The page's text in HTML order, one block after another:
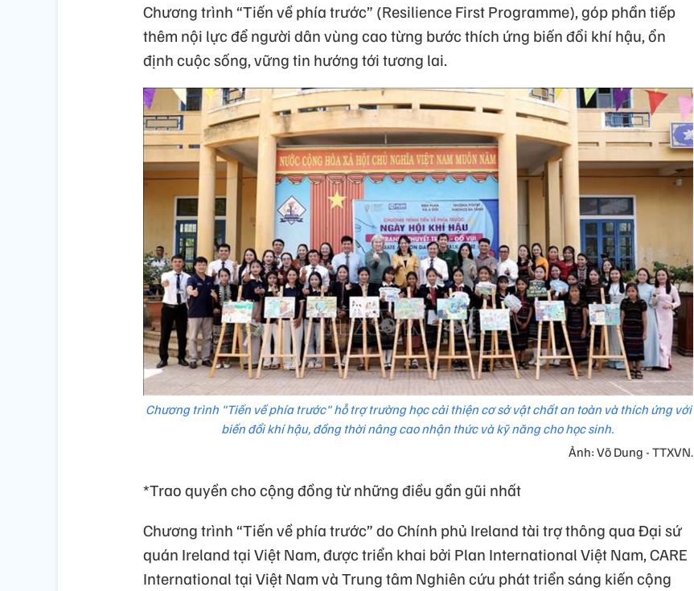
Chương trình “Tiến về phía trước” (Resilience First Programme), góp phần tiếp
thêm nội lực để người dân vùng cao từng bước thích ứng biến đổi khí hậu, ổn
định cuộc sống, vững tin hướng tới tương lai.
Chương trình "Tiến về phía trước" hỗ trợ trường học cải thiện cơ sở vật chất an toàn và thích ứng với
biến đổi khí hậu, đồng thời nâng cao nhận thức và kỹ năng cho học sinh.
Ảnh: Võ Dung - TTXVN.
*Trao quyền cho cộng đồng từ những điều gần gũi nhất
Chương trình “Tiến về phía trước” do Chính phủ Ireland tài trợ thông qua Đại sứ
quán Ireland tại Việt Nam, được triển khai bởi Plan International Việt Nam, CARE
International tại Việt Nam và Trung tâm Nghiên cứu phát triển sáng kiến cộng